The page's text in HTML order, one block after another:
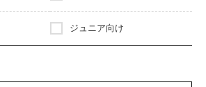
ジュニア向け